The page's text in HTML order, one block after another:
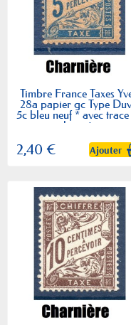
Timbre France Taxes
28a papier gc Type
5c bleu neuf * avec
charnière
2,40 € Ajouter